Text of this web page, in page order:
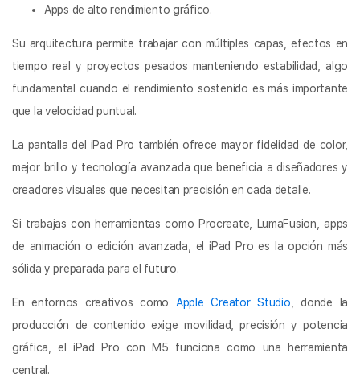
Apps de alto rendimiento gráfico.
Su arquitectura permite trabajar con múltiples capas, efectos en
tiempo real y proyectos pesados manteniendo estabilidad, algo
fundamental cuando el rendimiento sostenido es más importante
que la velocidad puntual.
La pantalla del iPad Pro también ofrece mayor fidelidad de color,
mejor brillo y tecnología avanzada que beneficia a diseñadores y
creadores visuales que necesitan precisión en cada detalle.
Si trabajas con herramientas como Procreate, LumaFusion, apps
de animación o edición avanzada, el iPad Pro es la opción más
sólida y preparada para el futuro.
En entornos creativos como Apple Creator Studio, donde la
producción de contenido exige movilidad, precisión y potencia
gráfica, el iPad Pro con M5 funciona como una herramienta
central.